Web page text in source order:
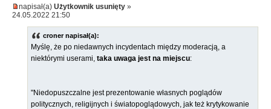
napisał(a) Użytkownik usunięty »
24.05.2022 21:50
croner napisał(a):
Myślę, że po niedawnych incydentach między moderacją, a
niektórymi userami, taka uwaga jest na miejscu:
"Niedopuszczalne jest prezentowanie własnych poglądów
politycznych, religijnych i światopoglądowych, jak też krytykowanie